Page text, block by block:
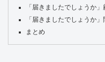
「届きましたでしょうか
「届きましたでしょうか
まとめ